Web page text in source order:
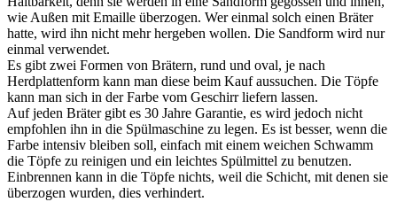
wie Außen mit Emaille überzogen. Wer einmal solch einen Bräter
hatte, wird ihn nicht mehr hergeben wollen. Die Sandform wird nur
einmal verwendet.
Es gibt zwei Formen von Brätern, rund und oval, je nach
Herdplattenform kann man diese beim Kauf aussuchen. Die Töpfe
kann man sich in der Farbe vom Geschirr liefern lassen.
Auf jeden Bräter gibt es 30 Jahre Garantie, es wird jedoch nicht
empfohlen ihn in die Spülmaschine zu legen. Es ist besser, wenn die
Farbe intensiv bleiben soll, einfach mit einem weichen Schwamm
die Töpfe zu reinigen und ein leichtes Spülmittel zu benutzen.
Einbrennen kann in die Töpfe nichts, weil die Schicht, mit denen sie
überzogen wurden, dies verhindert.